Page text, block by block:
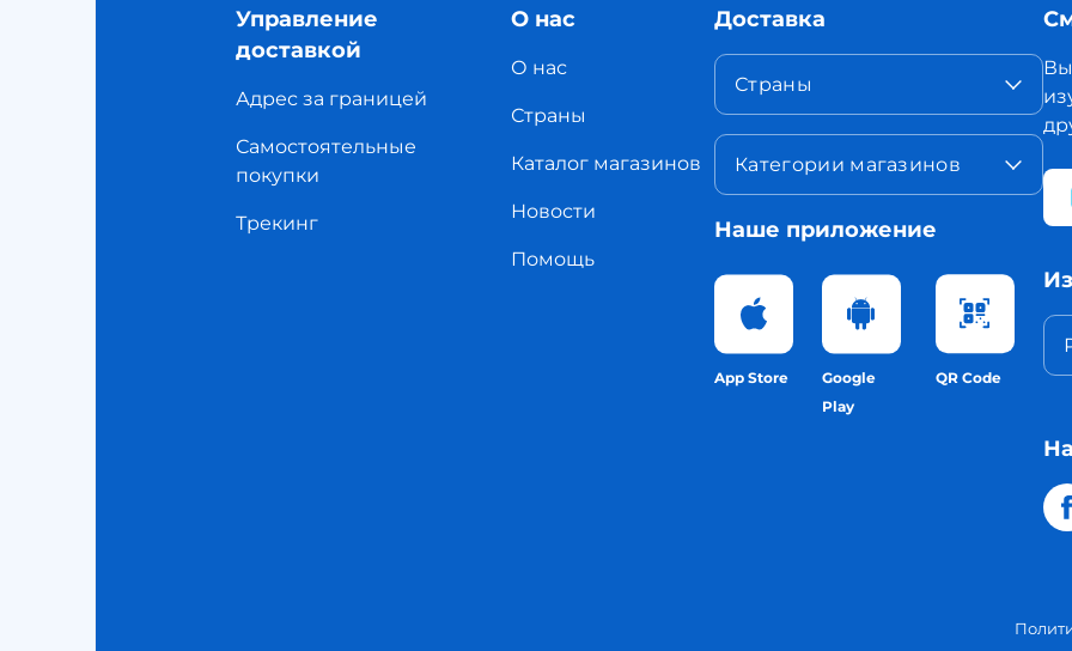
Управление
доставкой
Адрес за границей
Самостоятельные
покупки
Трекинг
О нас
О нас
Страны
Каталог магазинов
Новости
Помощь
Доставка
Страны
Категории магазинов
Наше приложение
App Store
Google
Play
QR Code